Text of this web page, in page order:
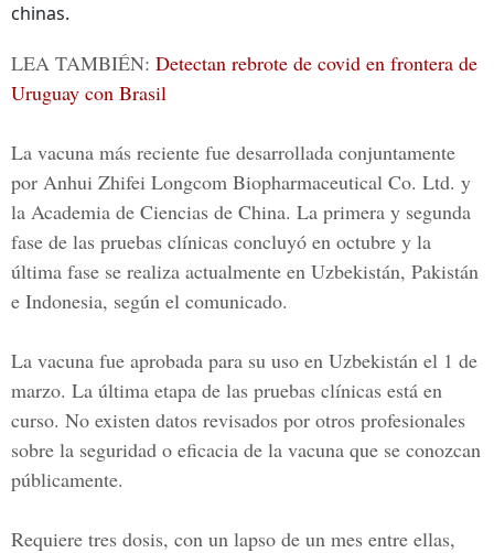
chinas.
LEA TAMBIÉN: Detectan rebrote de covid en frontera de
Uruguay con Brasil
La vacuna más reciente fue desarrollada conjuntamente
por Anhui Zhifei Longcom Biopharmaceutical Co. Ltd. y
la Academia de Ciencias de China. La primera y segunda
fase de las pruebas clínicas concluyó en octubre y la
última fase se realiza actualmente en Uzbekistán, Pakistán
e Indonesia, según el comunicado.
La vacuna fue aprobada para su uso en Uzbekistán el 1 de
marzo. La última etapa de las pruebas clínicas está en
curso. No existen datos revisados por otros profesionales
sobre la seguridad o eficacia de la vacuna que se conozcan
públicamente.
Requiere tres dosis, con un lapso de un mes entre ellas,